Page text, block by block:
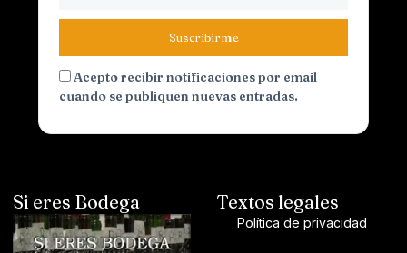
Suscribirme
Acepto recibir notificaciones por email
cuando se publiquen nuevas entradas.
Si eres Bodega Textos legales
Política de privacidad